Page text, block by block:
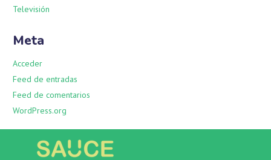
Televisión
Meta
Acceder
Feed de entradas
Feed de comentarios
WordPress.org